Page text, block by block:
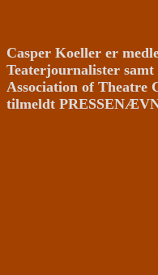
Casper Koeller er
Teaterjournalister
Association of Theatre
tilmeldt